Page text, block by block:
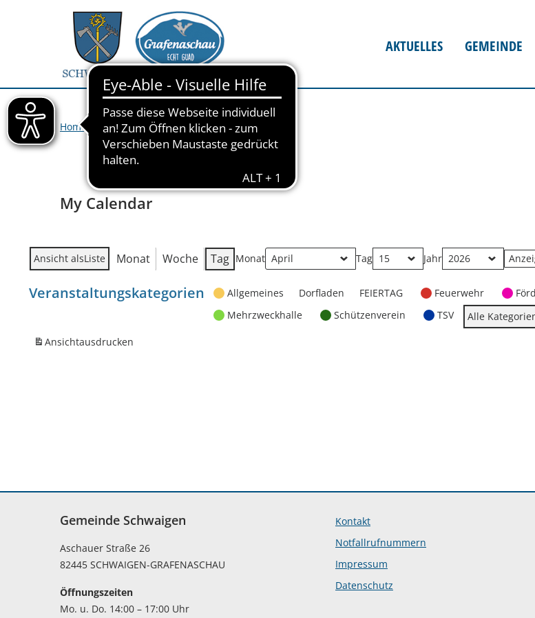
AKTUELLES GEMEINDE
Home Veranstaltungen> My Calendar
My Calendar
Ansicht alsListe Monat Woche Tag Monat Tag Jahr
Veranstaltungskategorien Allgemeines Dorfladen FEIERTAG Feuerwehr
Mehrzweckhalle
Schützenverein TSV
Alle
Ansichtausdrucken
Gemeinde Schwaigen
Aschauer Straße 26
82445 SCHWAIGEN-GRAFENASCHAU
Öffnungszeiten
Mo. u. Do. 14:00 – 17:00 Uhr
Kontakt
Notfallrufnummern
Impressum
Datenschutz